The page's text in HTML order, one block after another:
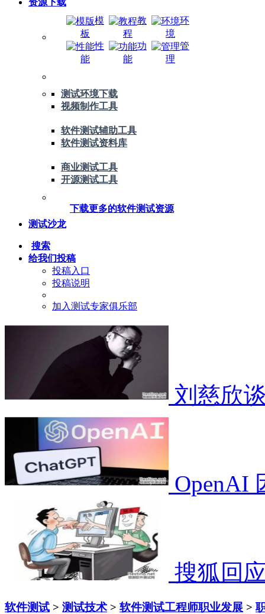
资源下载
模
板
教
程
环
境
性
能
功
能
管
理
测试环境下载
视频制作工具
软件测试辅助工具
软件测试资料库
商业测试工具
开源测试工具
下载更多的软件测试资源
测试沙龙
搜索
给我们投稿
投稿入口
投稿说明
加入测试专家俱乐部
刘慈欣
OpenAI
搜狐回
软件测试 > 测试技术 > 软件测试工程师职业发展 >